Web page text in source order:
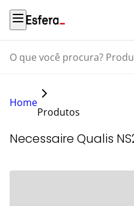
O que você procura? Produtos,
Home
Produtos
Necessaire Qualis